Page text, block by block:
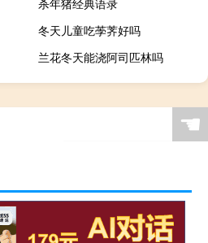
杀年猪经典语录
冬天儿童吃荸荠好吗
兰花冬天能浇阿司匹林吗
☚